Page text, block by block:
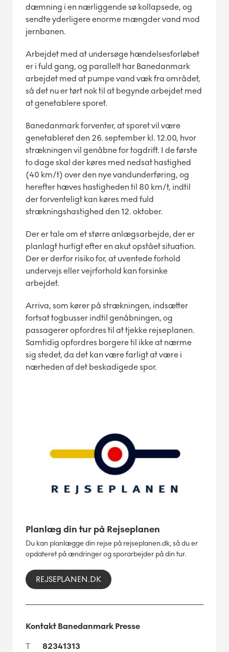
dæmning i en nærliggende sø kollapsede, og
sendte yderligere enorme mængder vand mod
jernbanen.
Arbejdet med at undersøge hændelsesforløbet
er i fuld gang, og parallelt har Banedanmark
arbejdet med at pumpe vand væk fra området,
så det nu er tørt nok til at begynde arbejdet med
at genetablere sporet.
Banedanmark forventer, at sporet vil være
genetableret den 26. september kl. 12.00, hvor
strækningen vil genåbne for togdrift. I de første
to dage skal der køres med nedsat hastighed
(40 km/t) over den nye vandunderføring, og
herefter hæves hastigheden til 80 km/t, indtil
der forventeligt kan køres med fuld
strækningshastighed den 12. oktober.
Der er tale om et større anlægsarbejde, der er
planlagt hurtigt efter en akut opstået situation.
Der er derfor risiko for, at uventede forhold
undervejs eller vejrforhold kan forsinke
arbejdet.
Arriva, som kører på strækningen, indsætter
fortsat togbusser indtil genåbningen, og
passagerer opfordres til at tjekke rejseplanen.
Samtidig opfordres borgere til ikke at nærme
sig stedet, da det kan være farligt at være i
nærheden af det beskadigede spor.
Planlæg din tur på Rejseplanen
Du kan planlægge din rejse på rejseplanen.dk, så du er
opdateret på ændringer og sporarbejder på din tur.
REJSEPLANEN.DK
Kontakt Banedanmark Presse
T
82341313